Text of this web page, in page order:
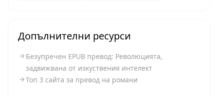
Допълнителни ресурси
Безупречен EPUB превод: Революцията,
задвижвана от изкуствения интелект
Топ 3 сайта за превод на романи